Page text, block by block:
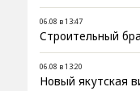
06.08 в 13:47
Строительный
06.08 в 13:20
Новый якутская